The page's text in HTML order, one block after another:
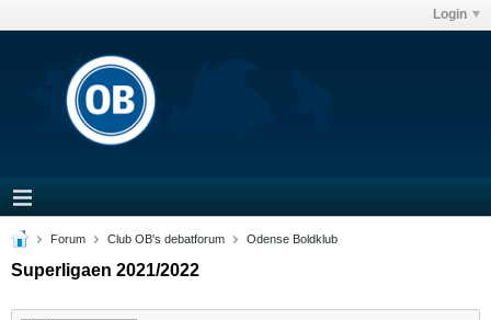
Login
Forum Club OB's debatforum Odense Boldklub
Superligaen 2021/2022